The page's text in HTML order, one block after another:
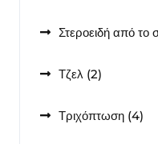
Στεροειδή από το
Τζελ 22
Τριχόπτωση 44